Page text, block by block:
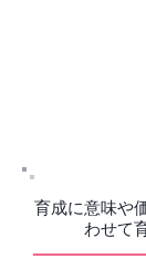
育成に意味や
わせて